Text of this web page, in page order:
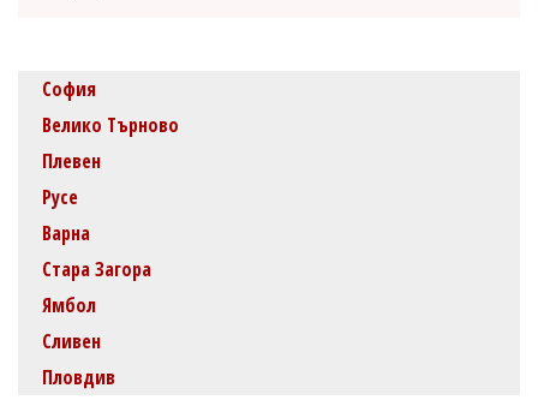
София
Велико Търново
Плевен
Русе
Варна
Стара Загора
Ямбол
Сливен
Пловдив